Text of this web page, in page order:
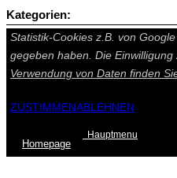
Auf dieser Seite werden
Statistik-Cookies z.B. von
gegeben haben. Die
Verwendung von Daten finden
ZUSTIMMENABLEHNEN
Homepage
Hauptmenu
Kategorien: